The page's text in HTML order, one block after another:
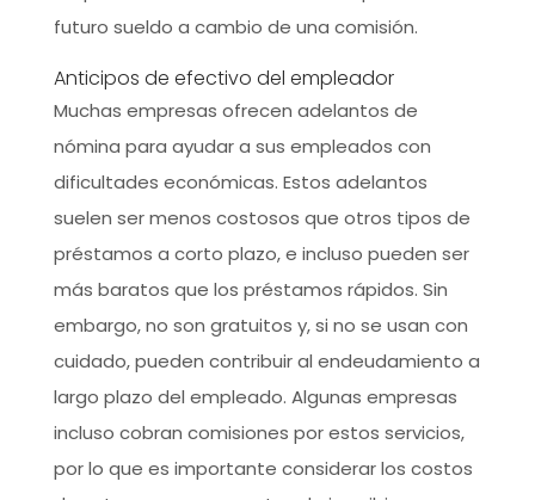
futuro sueldo a cambio de una comisión.
Anticipos de efectivo del empleador
Muchas empresas ofrecen adelantos de
nómina para ayudar a sus empleados con
dificultades económicas. Estos adelantos
suelen ser menos costosos que otros tipos de
préstamos a corto plazo, e incluso pueden ser
más baratos que los préstamos rápidos. Sin
embargo, no son gratuitos y, si no se usan con
cuidado, pueden contribuir al endeudamiento a
largo plazo del empleado. Algunas empresas
incluso cobran comisiones por estos servicios,
por lo que es importante considerar los costos